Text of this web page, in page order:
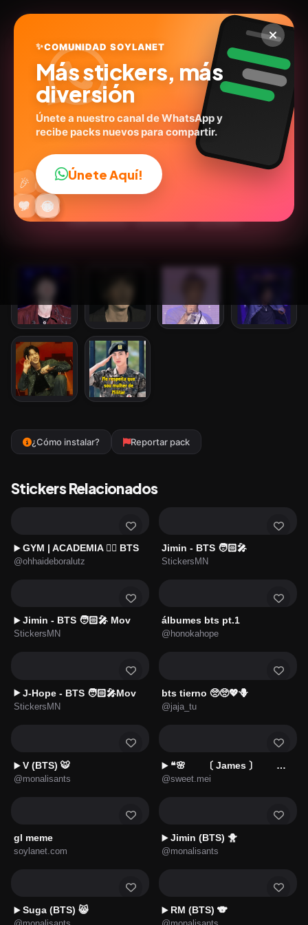
JIN (BTS) 🐹
soylanet.com
6stickers K-Pop 🎤Cantantes
¿Cómo instalar? Reportar pack
Stickers Relacionados
▶️ GYM | ACADEMIA 🏋🏻 BTS
@ohhaideboralutz
Jimin - BTS 🧑🏻‍🎤
StickersMN
▶️ Jimin - BTS 🧑🏻‍🎤 Mov
StickersMN
álbumes bts pt.1
@honokahope
▶️ J-Hope - BTS 🧑🏻‍🎤Mov
StickersMN
bts tierno 🥺🥺💖🪻
@jaja_tu
▶️ V (BTS) 🐯
@monalisants
▶️ ㅤㅤ❝ㅤㅤㅤ🌸ᅠᅠ〔 James 〕ᅠᅠ鑟鑟
@sweet.mei
gl meme
soylanet.com
▶️ Jimin (BTS) 🐥
@monalisants
▶️ Suga (BTS) 😸 ▶️ RM (BTS) 🐨
😎
😂
🔥
💬
❤️ ✨
🤩
😜
🎉 👍
✨COMUNIDAD SOYLANET
Más stickers, más
diversión
Únete a nuestro canal de WhatsApp y
recibe packs nuevos para compartir.
Únete Aquí!